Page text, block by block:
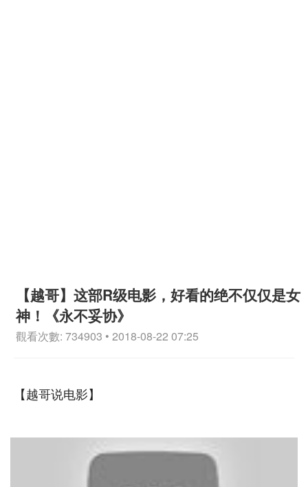
【越哥】这部R级电影，好看的绝不仅仅是女
神！《永不妥协》
觀看次數: 734903 • 2018-08-22 07:25
【越哥说电影】